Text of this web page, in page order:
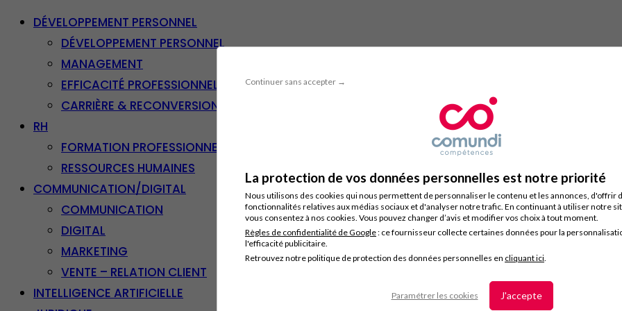
Continuer sans accepter →
La protection de vos données personnelles est notre priorité
Nous utilisons des cookies qui nous permettent de personnaliser le contenu et les annonces, d'offrir
fonctionnalités relatives aux médias sociaux et d'analyser notre trafic. En continuant à utiliser notre
vous consentez à nos cookies. Vous pouvez changer d’avis et modifier vos choix à tout moment.
Règles de confidentialité de Google: ce fournisseur collecte certaines données pour la
l'efficacité publicitaire.
Retrouvez notre politique de protection des données personnelles en cliquant ici.
Paramétrer les cookies J'accepte
DÉVELOPPEMENT PERSONNEL
DÉVELOPPEMENT PERSONNEL
MANAGEMENT
EFFICACITÉ PROFESSIONNELLE
CARRIÈRE & RECONVERSION
RH
FORMATION PROFESSIONNELLE
RESSOURCES HUMAINES
COMMUNICATION/DIGITAL
COMMUNICATION
DIGITAL
MARKETING
VENTE – RELATION CLIENT
INTELLIGENCE ARTIFICIELLE